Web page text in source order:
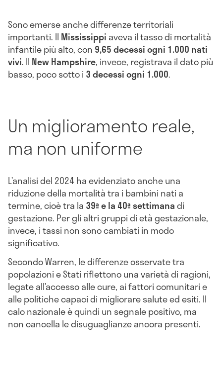
Sono emerse anche differenze territoriali
importanti. Il Mississippi aveva il tasso di mortalità
infantile più alto, con 9,65 decessi ogni 1.000 nati
vivi. Il New Hampshire, invece, registrava il dato più
basso, poco sotto i 3 decessi ogni 1.000.
Un miglioramento reale,
ma non uniforme
L’analisi del 2024 ha evidenziato anche una
riduzione della mortalità tra i bambini nati a
termine, cioè tra la 39ª e la 40ª settimanadi
gestazione. Per gli altri gruppi di età gestazionale,
invece, i tassi non sono cambiati in modo
significativo.
Secondo Warren, le differenze osservate tra
popolazioni e Stati riflettono una varietà di ragioni,
legate all’accesso alle cure, ai fattori comunitari e
alle politiche capaci di migliorare salute ed esiti. Il
calo nazionale è quindi un segnale positivo, ma
non cancella le disuguaglianze ancora presenti.